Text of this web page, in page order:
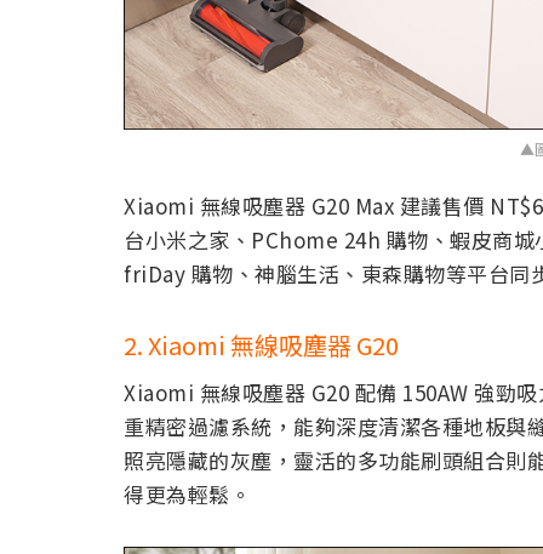
▲
Xiaomi 無線吸塵器 G20 Max 建議售價
台小米之家、PChome 24h 購物、蝦皮商
friDay 購物、神腦生活、東森購物等平台同
2. Xiaomi 無線吸塵器 G20
Xiaomi 無線吸塵器 G20 配備 150AW 強勁
重精密過濾系統，能夠深度清潔各種地板與
照亮隱藏的灰塵，靈活的多功能刷頭組合則
得更為輕鬆。